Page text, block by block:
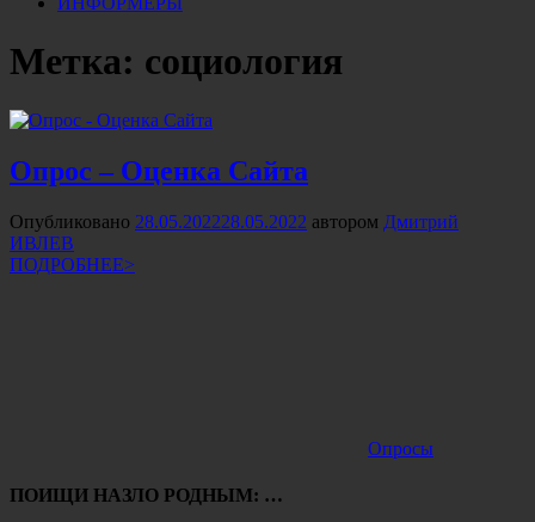
Метка: социология
Опрос – Оценка Сайта
Опубликовано 28.05.202228.05.2022 автором Дмитрий
ИВЛЕВ
ПОДРОБНЕЕ>
Опросы
ПОИЩИ НАЗЛО РОДНЫМ: …